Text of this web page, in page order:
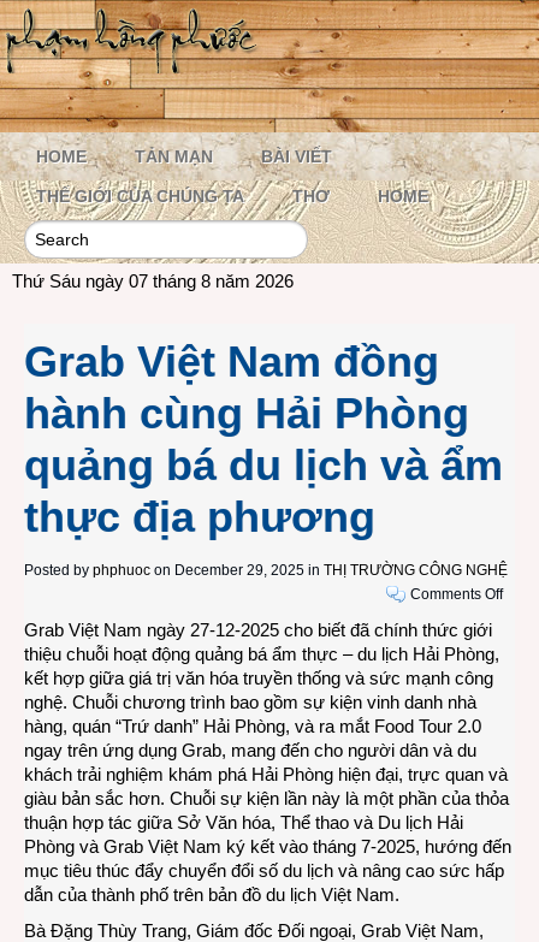
HOME TẢN MẠN BÀI VIẾT
THẾ GIỚI CỦA CHÚNG TA THƠ HOME
Thứ Sáu ngày 07 tháng 8 năm 2026
Grab Việt Nam đồng
hành cùng Hải Phòng
quảng bá du lịch và ẩm
thực địa phương
Posted by phphuoc on December 29, 2025 in THỊ TRƯỜNG CÔNG NGHỆ
Comments Offon
du
lịch
Grab Việt Nam ngày 27-12-2025 cho biết đã chính thức giới
thiệu chuỗi hoạt động quảng bá ẩm thực – du lịch Hải Phòng,
kết hợp giữa giá trị văn hóa truyền thống và sức mạnh công
nghệ. Chuỗi chương trình bao gồm sự kiện vinh danh nhà
hàng, quán “Trứ danh” Hải Phòng, và ra mắt Food Tour 2.0
ngay trên ứng dụng Grab, mang đến cho người dân và du
khách trải nghiệm khám phá Hải Phòng hiện đại, trực quan và
giàu bản sắc hơn. Chuỗi sự kiện lần này là một phần của thỏa
thuận hợp tác giữa Sở Văn hóa, Thể thao và Du lịch Hải
Phòng và Grab Việt Nam ký kết vào tháng 7-2025, hướng đến
mục tiêu thúc đẩy chuyển đổi số du lịch và nâng cao sức hấp
dẫn của thành phố trên bản đồ du lịch Việt Nam.
Bà Đặng Thùy Trang, Giám đốc Đối ngoại, Grab Việt Nam,